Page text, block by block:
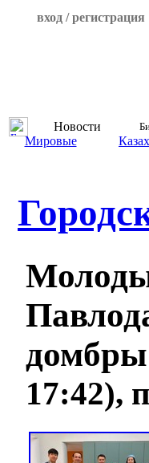
вход / регистрация
Новости
Мировые
17:42),